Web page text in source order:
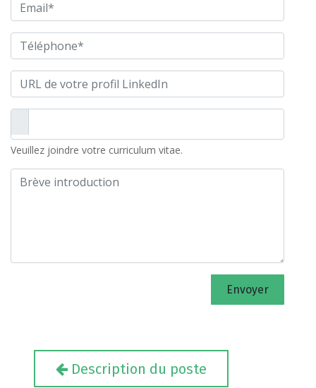
Veuillez joindre votre curriculum vitae.
Envoyer
Description du poste